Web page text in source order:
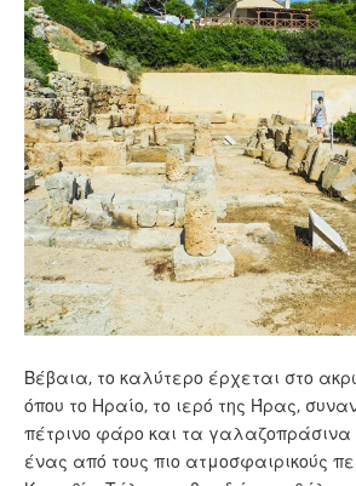
Βέβαια, το καλύτερο έρχεται στο
όπου το Ηραίο, το ιερό της Ήρας,
πέτρινο φάρο και τα γαλαζοπράσινα
ένας από τους πιο ατμοσφαιρικούς